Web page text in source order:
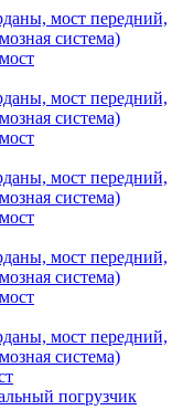
мост передний,
система)
мост передний,
система)
мост передний,
система)
мост передний,
система)
мост передний,
система)
погрузчик